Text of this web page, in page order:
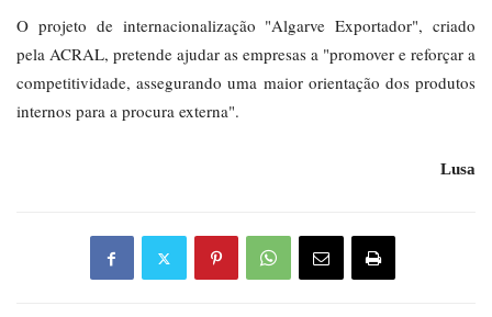
O projeto de internacionalização "Algarve Exportador", criado
pela ACRAL, pretende ajudar as empresas a "promover e reforçar a
competitividade, assegurando uma maior orientação dos produtos
internos para a procura externa".
Lusa